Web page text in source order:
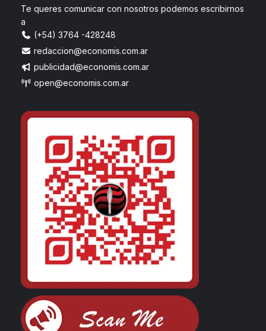
Te queres comunicar con nosotros podemos escribirnos
a
(+54) 3764 -428248
redaccion@economis.com.ar
publicidad@economis.com.ar
open@economis.com.ar